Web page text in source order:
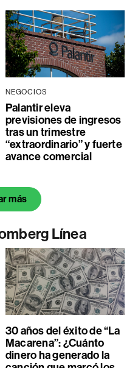
NEGOCIOS
Palantir eleva
previsiones de ingresos
tras un trimestre
“extraordinario” y fuerte
avance comercial
más
Línea
30 años del éxito de “La
Macarena”: ¿Cuánto
dinero ha generado la